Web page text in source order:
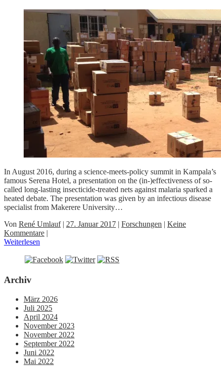
In August 2016, during a science-meets-policy summit in Kampala’s
famous Serena Hotel, a presentation on the (in-)effectiveness of so-
called long-lasting insecticide-treated nets against malaria sparked a
heated debate. The presentation was given by an infectious disease
specialist from Makerere University…
Von René Umlauf| 27. Januar 2017 | Forschungen | Keine
Kommentare |
Weiterlesen
Archiv
März 2026
Juli 2025
April 2024
November 2023
November 2022
September 2022
Juni 2022
Mai 2022